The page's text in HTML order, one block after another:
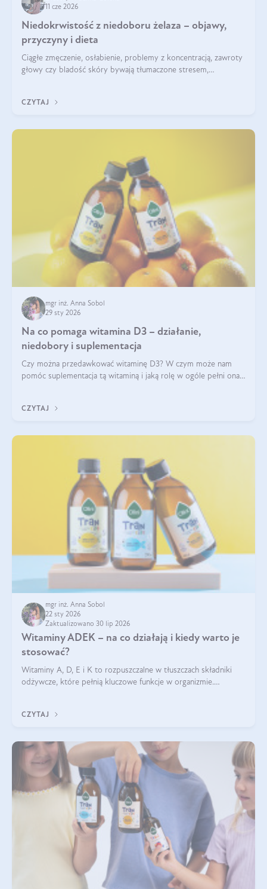
11 cze 2026
Niedokrwistość z niedoboru żelaza – objawy,
przyczyny i dieta
Ciągłe zmęczenie, osłabienie, problemy z koncentracją, zawroty
głowy czy bladość skóry bywają tłumaczone stresem,
CZYTAJ
mgr inż. Anna Sobol
29 sty 2026
Na co pomaga witamina D3 – działanie,
niedobory i suplementacja
Czy można przedawkować witaminę D3? W czym może nam
pomóc suplementacja tą witaminą i jaką rolę w ogóle pełni ona
robić?
CZYTAJ
mgr inż. Anna Sobol
22 sty 2026
Zaktualizowano 30 lip 2026
Witaminy ADEK – na co działają i kiedy warto je
stosować?
Witaminy A, D, E i K to rozpuszczalne w tłuszczach składniki
odżywcze, które pełnią kluczowe funkcje w organizmie.
CZYTAJ